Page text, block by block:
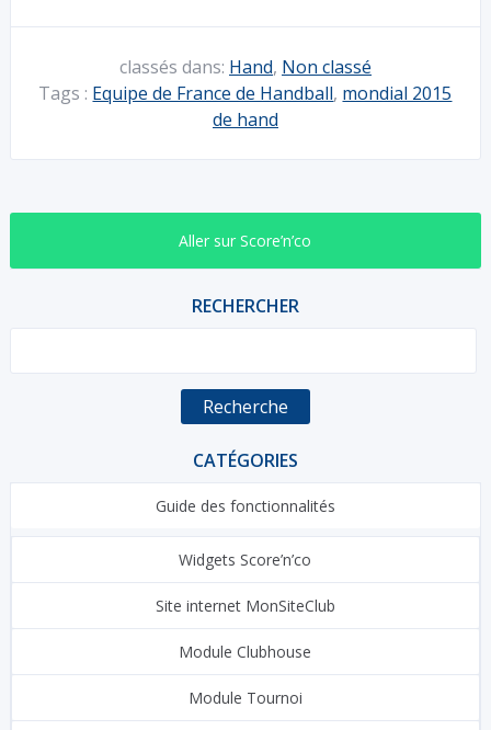
classés dans: Hand, Non classé
Tags : Equipe de France de Handball, mondial 2015
de hand
Aller sur Score’n’co
RECHERCHER
Recherche
CATÉGORIES
Guide des fonctionnalités
Widgets Score’n’co
Site internet MonSiteClub
Module Clubhouse
Module Tournoi